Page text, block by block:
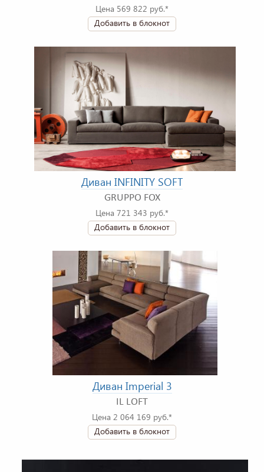
Цена 569 822 руб.*
Добавить в блокнот
Диван INFINITY SOFT
GRUPPO FOX
Цена 721 343 руб.*
Добавить в блокнот
Диван Imperial 3
IL LOFT
Цена 2 064 169 руб.*
Добавить в блокнот